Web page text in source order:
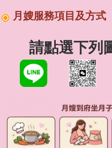
月嫂服務項目及方式
請點選下列